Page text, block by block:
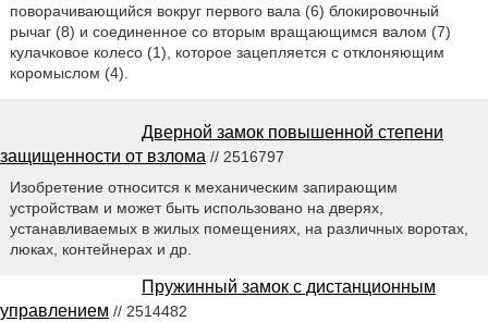
поворачивающийся вокруг первого вала (6) блокировочный
рычаг (8) и соединенное со вторым вращающимся валом (7)
кулачковое колесо (1), которое зацепляется с отклоняющим
коромыслом (4).
Дверной замок повышенной степени
защищенности от взлома // 2516797
Изобретение относится к механическим запирающим
устройствам и может быть использовано на дверях,
устанавливаемых в жилых помещениях, на различных воротах,
люках, контейнерах и др.
Пружинный замок с дистанционным
управлением // 2514482